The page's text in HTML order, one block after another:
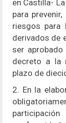
en Castilla-
para
riesgos para
derivados de
ser
decreto a la
plazo de
2. En la